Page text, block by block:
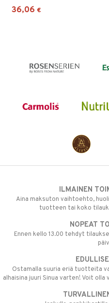
36,06 €
ILMAINEN
Aina maksuton vaihtoehto,
tuotteen tai koko
NOPEAT
Ennen kello 13.00 tehdyt
Ostamalla suuria eriä tuotteita
alhaisina juuri Sinua varten! Voit